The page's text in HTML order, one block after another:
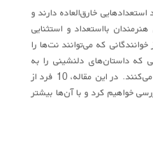
خارق‌العاده دارند و
بااستعداد و استثنایی
که می‌توانند نت‌ها را
که داستان‌های دلنشینی را به
زیبایی از طریق موسیقی خود تعریف می‌کنند. در این مقاله، 10 فرد از
خواهیم کرد و با آن‌ها بیشتر